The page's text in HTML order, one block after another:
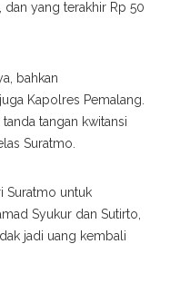
dan yang terakhir Rp 50
bahkan
Kapolres Pemalang.
tangan kwitansi
Suratmo.
Suratmo untuk
Syukur dan Sutirto,
jadi uang kembali